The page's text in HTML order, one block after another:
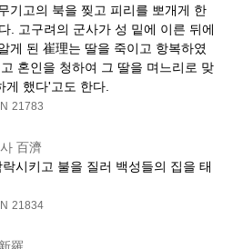
기고의 북을 찢고 피리를 뽀개게 한
. 고구려의 군사가 성 밑에 이른 뒤에
게 된 崔理는 딸을 죽이고 항복하였
혼인을 청하여 그 딸을 며느리로 맞
게 했다'고도 한다.
21783
百濟
시키고 불을 질러 백성들의 집을 태
21834